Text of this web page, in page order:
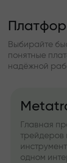
Выбирайте
понятные
надёжной
Главная
одном